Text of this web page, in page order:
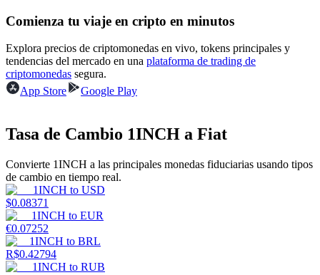
Power Piggy
Staking
Alta rentabilidad y acceso instantáneo
Comienza tu viaje en cripto en minutos
Explora precios de criptomonedas en vivo, tokens principales y
tendencias del mercado en una plataforma de trading de
criptomonedas segura.
App Store
Google Play
Tasa de Cambio 1INCH a Fiat
Convierte 1INCH a las principales monedas fiduciarias usando tipos
de cambio en tiempo real.
1INCH to USD
$0.08371
1INCH to EUR
€0.07252
1INCH to BRL
R$0.42794
1INCH to RUB